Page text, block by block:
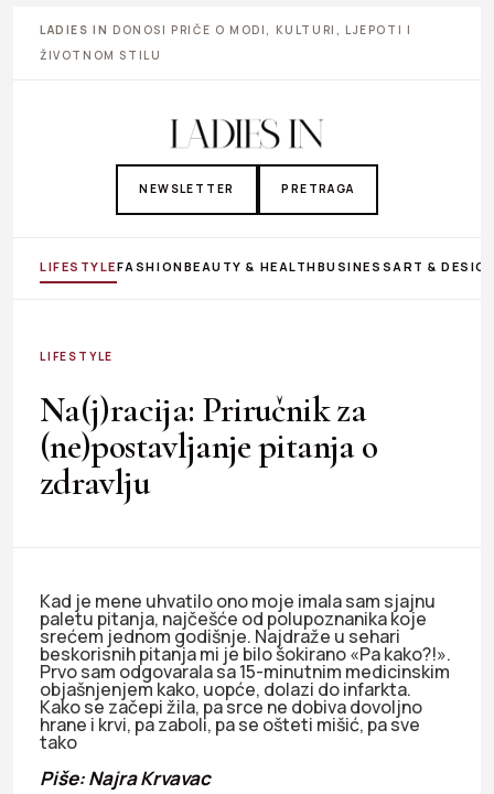
LADIES IN DONOSI PRIČE O MODI, KULTURI, LJEPOTI I
ŽIVOTNOM STILU
NEWSLETTER PRETRAGA
LIFESTYLEFASHIONBEAUTY & HEALTHBUSINESS ART &
LIFESTYLE
Na(j)racija: Priručnik za
(ne)postavljanje pitanja o
zdravlju
Kad je mene uhvatilo ono moje imala sam sjajnu
paletu pitanja, najčešće od polupoznanika koje
srećem jednom godišnje. Najdraže u sehari
beskorisnih pitanja mi je bilo šokirano «Pa kako?!».
Prvo sam odgovarala sa 15-minutnim medicinskim
objašnjenjem kako, uopće, dolazi do infarkta.
Kako se začepi žila, pa srce ne dobiva dovoljno
hrane i krvi, pa zaboli, pa se ošteti mišić, pa sve
tako
Piše: Najra Krvavac